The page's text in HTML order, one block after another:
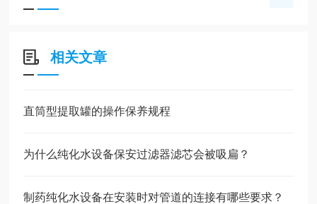
相关文章
直筒型提取罐的操作保养规程
为什么纯化水设备保安过滤器滤芯会被吸扁？
制药纯化水设备在安装时对管道的连接有哪些要求？